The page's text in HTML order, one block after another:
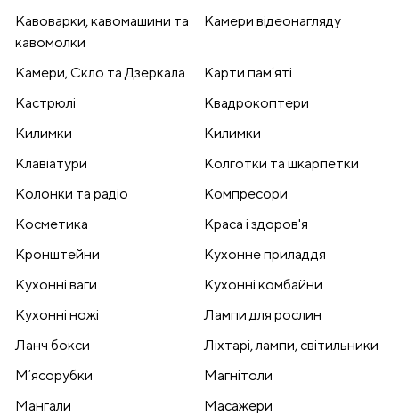
Кавоварки, кавомашини та
кавомолки
Камери відеонагляду
Камери, Скло та Дзеркала
Карти памʼяті
Кастрюлі
Квадрокоптери
Килимки
Килимки
Клавіатури
Колготки та шкарпетки
Колонки та радіо
Компресори
Косметика
Краса і здоров'я
Кронштейни
Кухонне приладдя
Кухонні ваги
Кухонні комбайни
Кухонні ножі
Лампи для рослин
Ланч бокси
Ліхтарі, лампи, світильники
Мʼясорубки
Магнітоли
Мангали
Масажери